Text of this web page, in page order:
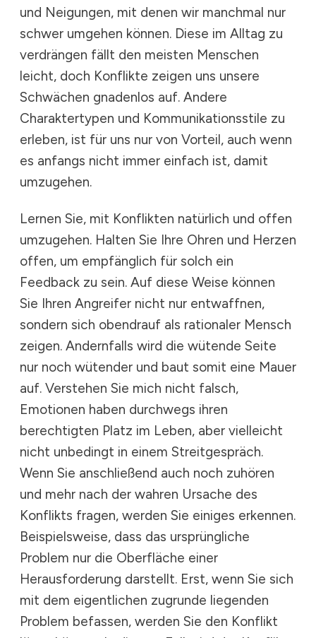
und Neigungen, mit denen wir manchmal nur
schwer umgehen können. Diese im Alltag zu
verdrängen fällt den meisten Menschen
leicht, doch Konflikte zeigen uns unsere
Schwächen gnadenlos auf. Andere
Charaktertypen und Kommunikationsstile zu
erleben, ist für uns nur von Vorteil, auch wenn
es anfangs nicht immer einfach ist, damit
umzugehen.
Lernen Sie, mit Konflikten natürlich und offen
umzugehen. Halten Sie Ihre Ohren und Herzen
offen, um empfänglich für solch ein
Feedback zu sein. Auf diese Weise können
Sie Ihren Angreifer nicht nur entwaffnen,
sondern sich obendrauf als rationaler Mensch
zeigen. Andernfalls wird die wütende Seite
nur noch wütender und baut somit eine Mauer
auf. Verstehen Sie mich nicht falsch,
Emotionen haben durchwegs ihren
berechtigten Platz im Leben, aber vielleicht
nicht unbedingt in einem Streitgespräch.
Wenn Sie anschließend auch noch zuhören
und mehr nach der wahren Ursache des
Konflikts fragen, werden Sie einiges erkennen.
Beispielsweise, dass das ursprüngliche
Problem nur die Oberfläche einer
Herausforderung darstellt. Erst, wenn Sie sich
mit dem eigentlichen zugrunde liegenden
Problem befassen, werden Sie den Konflikt